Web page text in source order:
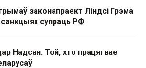
законапраект Ліндсі Грэма
супраць РФ
Надсан. Той, хто працягвае